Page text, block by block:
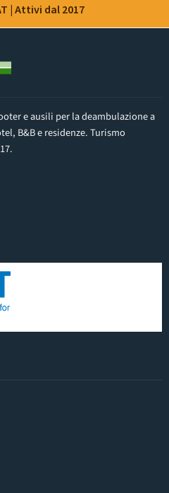
| Attivi dal 2017
e ausili per la deambulazione a
B&B e residenze. Turismo